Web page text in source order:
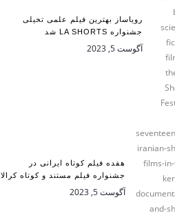
رویاساز بهترین فیلم علمی تخیلی
جشنواره LA SHORTS شد
آگوست 5, 2023
هفده فیلم کوتاه ایرانی در
جشنواره فیلم مستند و کوتاه کرالا
آگوست 5, 2023